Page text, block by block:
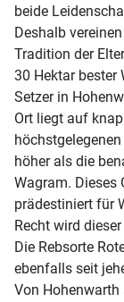
beide
Deshalb
Tradition der
30 Hektar bester
Setzer in
Ort liegt auf
höher als die
Wagram. Dieses
prädestiniert für
Recht wird
Die Rebsorte
ebenfalls seit
Von Hohenwarth